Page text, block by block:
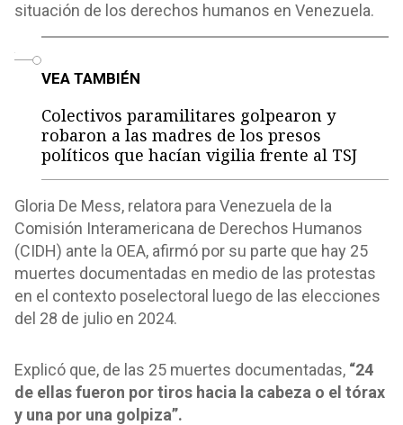
situación de los derechos humanos en Venezuela.
VEA TAMBIÉN
Colectivos paramilitares golpearon y
robaron a las madres de los presos
políticos que hacían vigilia frente al TSJ
Gloria De Mess, relatora para Venezuela de la
Comisión Interamericana de Derechos Humanos
(CIDH) ante la OEA, afirmó por su parte que hay 25
muertes documentadas en medio de las protestas
en el contexto poselectoral luego de las elecciones
del 28 de julio en 2024.
Explicó que, de las 25 muertes documentadas, “24
de ellas fueron por tiros hacia la cabeza o el tórax
y una por una golpiza”.